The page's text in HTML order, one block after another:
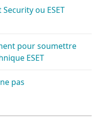
ou ESET
pour soumettre
ESET
pas